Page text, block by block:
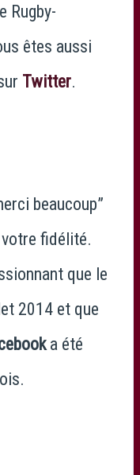
Rugby-
êtes aussi
Twitter.
beaucoup”
fidélité.
que le
2014 et que
a été